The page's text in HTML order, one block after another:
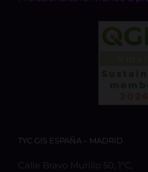
TYC GIS ESPAÑA – MADRID
Calle Bravo Murillo 50, 1ºC,